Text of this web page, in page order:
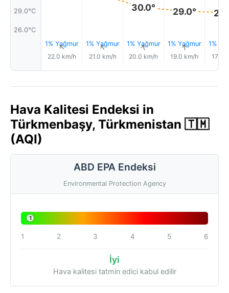
29.0°C
26.0°C
1% Yağmur
↑
22.0 km/h
1% Yağmur
↑
21.0 km/h
30.0°
1% Yağmur
↑
20.0 km/h
29.0°
1% Yağmur
↑
19.0 km/h
1%
17.0
Hava Kalitesi Endeksi in
Türkmenbaşy, Türkmenistan 🇹🇲
(AQI)
ABD EPA Endeksi
Environmental Protection Agency
1
1 2 3 4 5 6
İyi
Hava kalitesi tatmin edici kabul edilir